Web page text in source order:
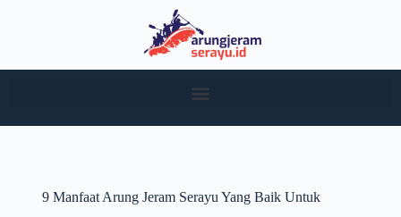
9 Manfaat Arung Jeram Serayu Yang Baik Untuk